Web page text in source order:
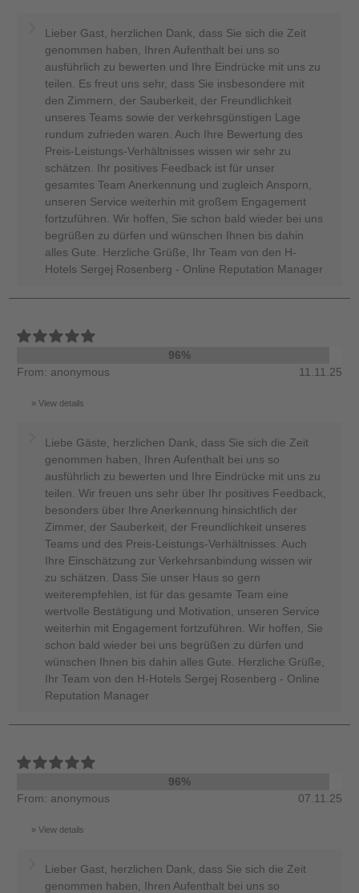
Lieber Gast, herzlichen Dank, dass Sie sich die Zeit
genommen haben, Ihren Aufenthalt bei uns so
ausführlich zu bewerten und Ihre Eindrücke mit uns zu
teilen. Es freut uns sehr, dass Sie insbesondere mit
den Zimmern, der Sauberkeit, der Freundlichkeit
unseres Teams sowie der verkehrsgünstigen Lage
rundum zufrieden waren. Auch Ihre Bewertung des
Preis-Leistungs-Verhältnisses wissen wir sehr zu
schätzen. Ihr positives Feedback ist für unser
gesamtes Team Anerkennung und zugleich Ansporn,
unseren Service weiterhin mit großem Engagement
fortzuführen. Wir hoffen, Sie schon bald wieder bei uns
begrüßen zu dürfen und wünschen Ihnen bis dahin
alles Gute. Herzliche Grüße, Ihr Team von den H-
Hotels Sergej Rosenberg - Online Reputation Manager
96%
From: anonymous
11.11.25
View details
Liebe Gäste, herzlichen Dank, dass Sie sich die Zeit
genommen haben, Ihren Aufenthalt bei uns so
ausführlich zu bewerten und Ihre Eindrücke mit uns zu
teilen. Wir freuen uns sehr über Ihr positives Feedback,
besonders über Ihre Anerkennung hinsichtlich der
Zimmer, der Sauberkeit, der Freundlichkeit unseres
Teams und des Preis-Leistungs-Verhältnisses. Auch
Ihre Einschätzung zur Verkehrsanbindung wissen wir
zu schätzen. Dass Sie unser Haus so gern
weiterempfehlen, ist für das gesamte Team eine
wertvolle Bestätigung und Motivation, unseren Service
weiterhin mit Engagement fortzuführen. Wir hoffen, Sie
schon bald wieder bei uns begrüßen zu dürfen und
wünschen Ihnen bis dahin alles Gute. Herzliche Grüße,
Ihr Team von den H-Hotels Sergej Rosenberg - Online
Reputation Manager
96%
From: anonymous
07.11.25
View details
Lieber Gast, herzlichen Dank, dass Sie sich die Zeit
genommen haben, Ihren Aufenthalt bei uns so